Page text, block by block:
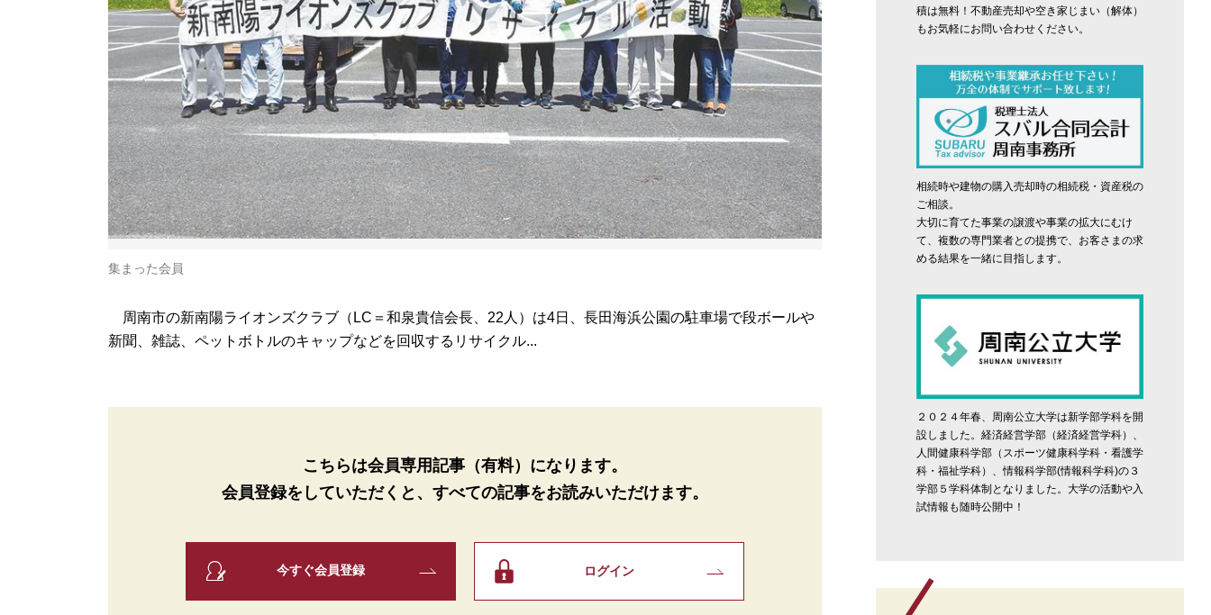
集まった会員
周南市の新南陽ライオンズクラブ（LC＝和泉貴信会長、22人）は4日、長田海浜公園の駐車場で段ボールや
新聞、雑誌、ペットボトルのキャップなどを回収するリサイクル...
こちらは会員専用記事（有料）になります。
会員登録をしていただくと、 すべての記事をお読みいただけます。
今すぐ会員登録 ログイン
積は無料！不動産売却や空き家じまい（解体）
もお気軽にお問い合わせください。
相続時や建物の購入売却時の相続税・資産税の
ご相談。
大切に育てた事業の譲渡や事業の拡大にむけ
て、複数の専門業者との提携で、お客さまの求
める結果を一緒に目指します。
２０２４年春、周南公立大学は新学部学科を開
設しました。経済経営学部（経済経営学科）、
人間健康科学部（スポーツ健康科学科・看護学
科・福祉学科）、情報科学部(情報科学科)の３
学部５学科体制となりました。大学の活動や入
試情報も随時公開中！